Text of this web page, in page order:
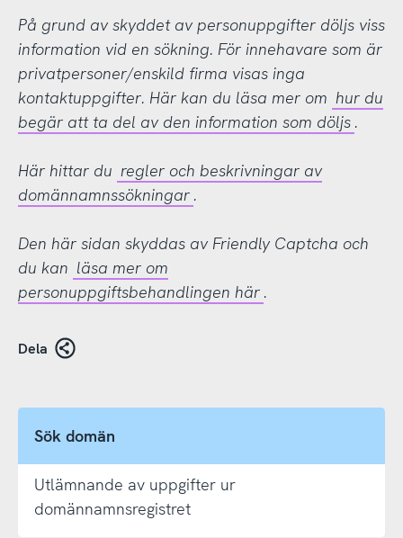
På grund av skyddet av personuppgifter döljs viss
information vid en sökning. För innehavare som är
privatpersoner/enskild firma visas inga
kontaktuppgifter. Här kan du läsa mer om hur du
begär att ta del av den information som döljs .
Här hittar du regler och beskrivningar av
domännamnssökningar .
Den här sidan skyddas av Friendly Captcha och
du kan läsa mer om
personuppgiftsbehandlingen här .
Dela
Sök domän
Utlämnande av uppgifter ur
domännamnsregistret